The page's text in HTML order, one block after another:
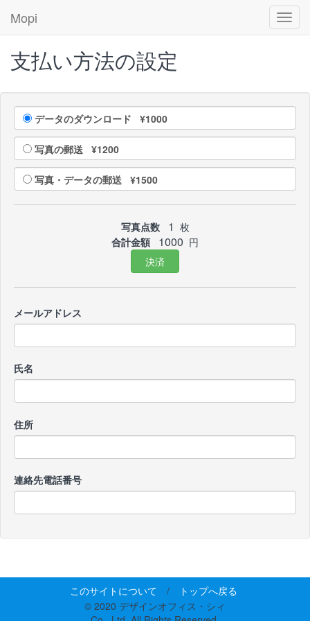
Mopi
支払い方法の設定
データのダウンロード ¥1000
写真の郵送 ¥1200
写真・データの郵送 ¥1500
写真点数 1 枚
合計金額
1000 円
決済
メールアドレス
氏名
住所
連絡先電話番号
このサイトについて /
トップへ戻る
© 2020 デザインオフィス・シィ